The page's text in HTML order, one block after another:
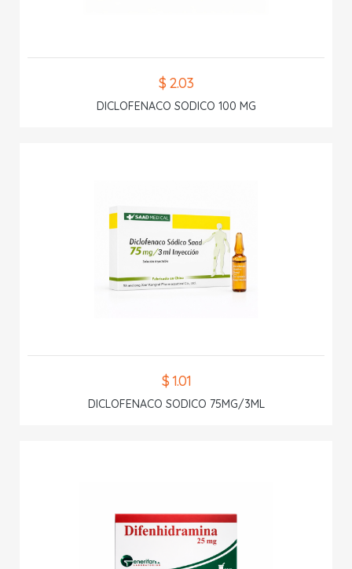
$ 2.03
DICLOFENACO SODICO 100 MG
$ 1.01
DICLOFENACO SODICO 75MG/3ML